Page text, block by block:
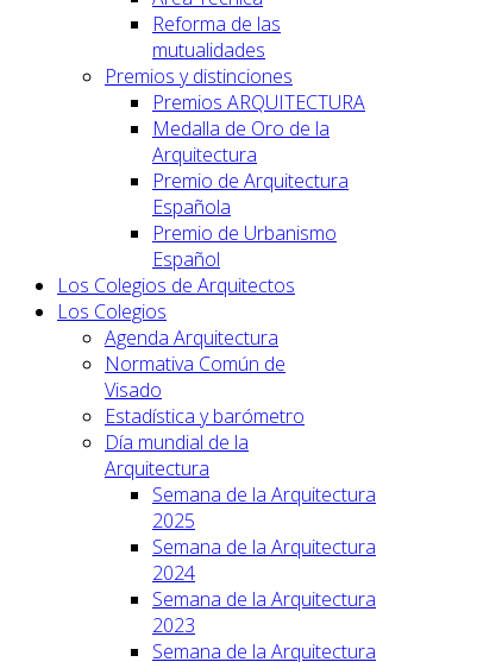
Reforma de las
mutualidades
Premios y distinciones
Premios ARQUITECTURA
Medalla de Oro de la
Arquitectura
Premio de Arquitectura
Española
Premio de Urbanismo
Español
Los Colegios de Arquitectos
Los Colegios
Agenda Arquitectura
Normativa Común de
Visado
Estadística y barómetro
Día mundial de la
Arquitectura
Semana de la Arquitectura
2025
Semana de la Arquitectura
2024
Semana de la Arquitectura
2023
Semana de la Arquitectura